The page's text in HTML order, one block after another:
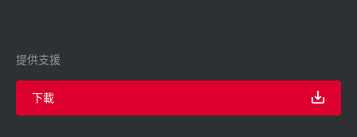
提供支援
下載